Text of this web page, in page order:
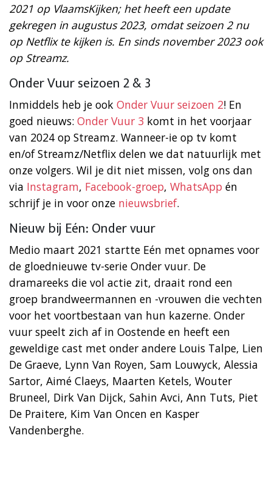
2021 op VlaamsKijken; het heeft een update
gekregen in augustus 2023, omdat seizoen 2 nu
op Netflix te kijken is. En sinds november 2023 ook
op Streamz.
Onder Vuur seizoen 2 & 3
Inmiddels heb je ook Onder Vuur seizoen 2! En
goed nieuws: Onder Vuur 3 komt in het voorjaar
van 2024 op Streamz. Wanneer-ie op tv komt
en/of Streamz/Netflix delen we dat natuurlijk met
onze volgers. Wil je dit niet missen, volg ons dan
via Instagram, Facebook-groep, WhatsApp én
schrijf je in voor onze nieuwsbrief.
Nieuw bij Eén: Onder vuur
Medio maart 2021 startte Eén met opnames voor
de gloednieuwe tv-serie Onder vuur. De
dramareeks die vol actie zit, draait rond een
groep brandweermannen en -vrouwen die vechten
voor het voortbestaan van hun kazerne. Onder
vuur speelt zich af in Oostende en heeft een
geweldige cast met onder andere Louis Talpe, Lien
De Graeve, Lynn Van Royen, Sam Louwyck, Alessia
Sartor, Aimé Claeys, Maarten Ketels, Wouter
Bruneel, Dirk Van Dijck, Sahin Avci, Ann Tuts, Piet
De Praitere, Kim Van Oncen en Kasper
Vandenberghe.